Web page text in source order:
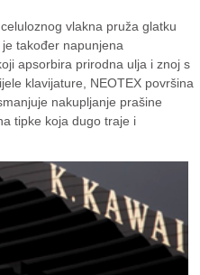
vlakna pruža glatku
također napunjena
apsorbira prirodna ulja i znoj s
klavijature, NEOTEX površina
nakupljanje prašine
tipke koja dugo traje i